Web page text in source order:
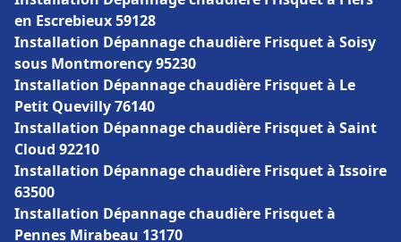
en Escrebieux 59128
Installation Dépannage chaudière Frisquet à Soisy
sous Montmorency 95230
Installation Dépannage chaudière Frisquet à Le
Petit Quevilly 76140
Installation Dépannage chaudière Frisquet à Saint
Cloud 92210
Installation Dépannage chaudière Frisquet à Issoire
63500
Installation Dépannage chaudière Frisquet à
Pennes Mirabeau 13170